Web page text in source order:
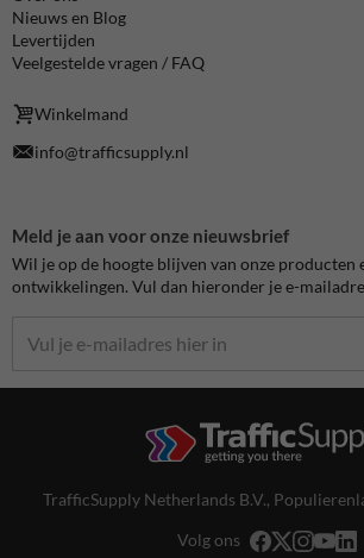
Nieuws en Blog
Levertijden
Veelgestelde vragen / FAQ
Winkelmand
info@trafficsupply.nl
Meld je aan voor onze nieuwsbrief
Wil je op de hoogte blijven van onze producten
ontwikkelingen. Vul dan hieronder je e-
TrafficSupply Netherlands B.V.,
Volg ons